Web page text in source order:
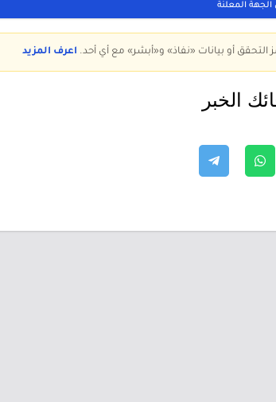
الجهة المعلنة
التحقق أو بيانات «نفاذ» و«أبشر» مع أي أحد. اعرف المزيد
الخبر